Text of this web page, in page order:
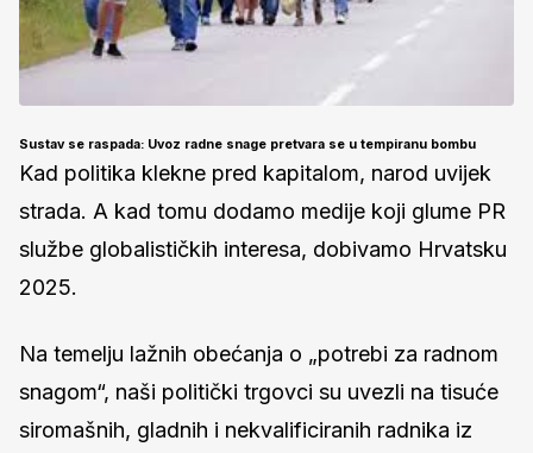
Sustav se raspada: Uvoz radne snage pretvara se u tempiranu bombu
Kad politika klekne pred kapitalom, narod uvijek
strada. A kad tomu dodamo medije koji glume PR
službe globalističkih interesa, dobivamo Hrvatsku
2025.
Na temelju lažnih obećanja o „potrebi za radnom
snagom“, naši politički trgovci su uvezli na tisuće
siromašnih, gladnih i nekvalificiranih radnika iz